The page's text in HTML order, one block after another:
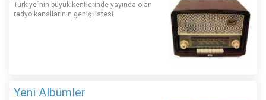
Türkiye´nin büyük kentlerinde yayında olan
radyo kanallarının geniş listesi
Yeni Albümler